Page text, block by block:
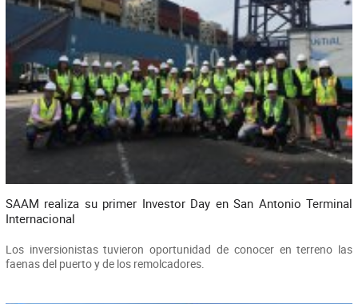
SAAM realiza su primer Investor Day en San Antonio Terminal
Internacional
Los inversionistas tuvieron oportunidad de conocer en terreno las
faenas del puerto y de los remolcadores.